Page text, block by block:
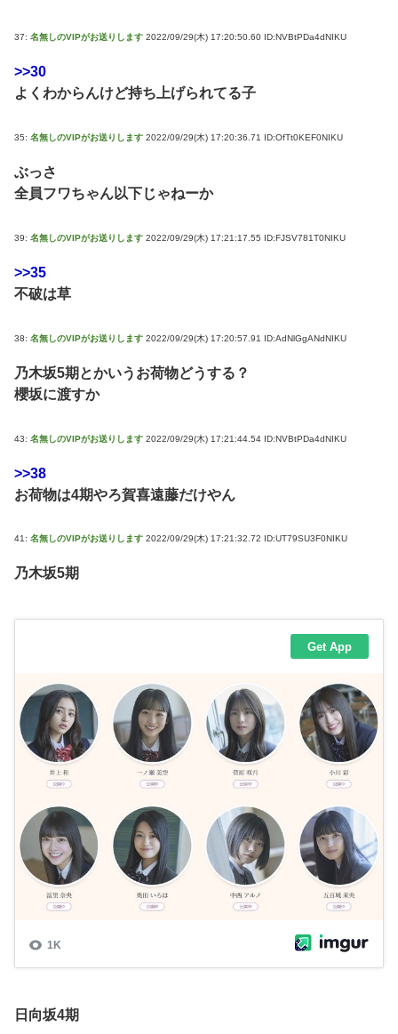
37: 名無しのVIPがお送りします 2022/09/29(木) 17:20:50.60 ID:NVBtPDa4dNIKU
>>30
よくわからんけど持ち上げられてる子
35: 名無しのVIPがお送りします 2022/09/29(木) 17:20:36.71 ID:OfTt0KEF0NIKU
ぶっさ
全員フワちゃん以下じゃねーか
39: 名無しのVIPがお送りします 2022/09/29(木) 17:21:17.55 ID:FJSV781T0NIKU
>>35
不破は草
38: 名無しのVIPがお送りします 2022/09/29(木) 17:20:57.91 ID:AdNlGgANdNIKU
乃木坂5期とかいうお荷物どうする？
櫻坂に渡すか
43: 名無しのVIPがお送りします 2022/09/29(木) 17:21:44.54 ID:NVBtPDa4dNIKU
>>38
お荷物は4期やろ賀喜遠藤だけやん
41: 名無しのVIPがお送りします 2022/09/29(木) 17:21:32.72 ID:UT79SU3F0NIKU
乃木坂5期
日向坂4期